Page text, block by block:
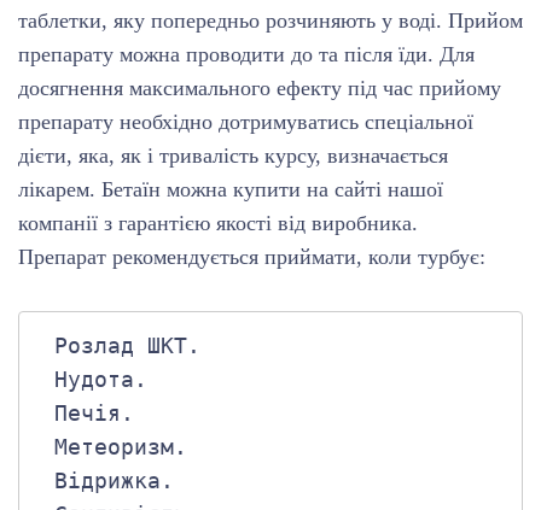
таблетки, яку попередньо розчиняють у воді. Прийом
препарату можна проводити до та після їди. Для
досягнення максимального ефекту під час прийому
препарату необхідно дотримуватись спеціальної
дієти, яка, як і тривалість курсу, визначається
лікарем. Бетаїн можна купити на сайті нашої
компанії з гарантією якості від виробника.
Препарат рекомендується приймати, коли турбує: